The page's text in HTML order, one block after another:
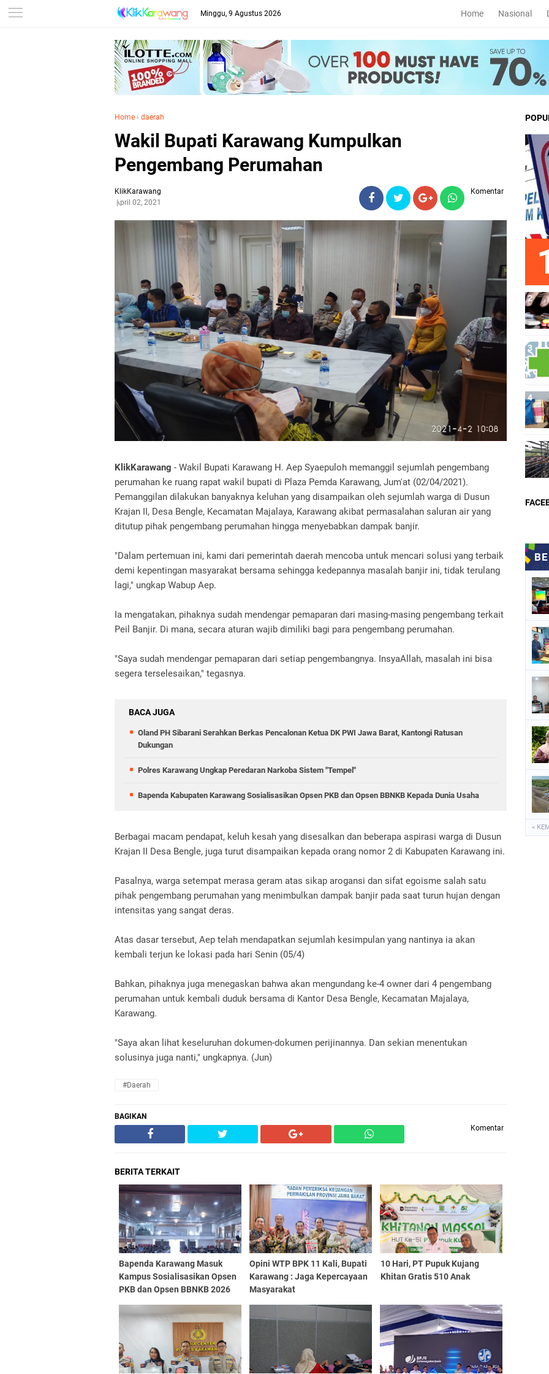
Minggu, 9 Agustus 2026 Home Nasional
Home › daerah
Wakil Bupati Karawang Kumpulkan
Pengembang Perumahan
KlikKarawang
April 02, 2021
Komentar
KlikKarawang - Wakil Bupati Karawang H. Aep Syaepuloh memanggil sejumlah pengembang
perumahan ke ruang rapat wakil bupati di Plaza Pemda Karawang, Jum'at (02/04/2021).
Pemanggilan dilakukan banyaknya keluhan yang disampaikan oleh sejumlah warga di Dusun
Krajan II, Desa Bengle, Kecamatan Majalaya, Karawang akibat permasalahan saluran air yang
ditutup pihak pengembang perumahan hingga menyebabkan dampak banjir.
"Dalam pertemuan ini, kami dari pemerintah daerah mencoba untuk mencari solusi yang terbaik
demi kepentingan masyarakat bersama sehingga kedepannya masalah banjir ini, tidak terulang
lagi," ungkap Wabup Aep.
Ia mengatakan, pihaknya sudah mendengar pemaparan dari masing-masing pengembang terkait
Peil Banjir. Di mana, secara aturan wajib dimiliki bagi para pengembang perumahan.
"Saya sudah mendengar pemaparan dari setiap pengembangnya. InsyaAllah, masalah ini bisa
segera terselesaikan," tegasnya.
BACA JUGA
Oland PH Sibarani Serahkan Berkas Pencalonan Ketua DK PWI Jawa Barat, Kantongi Ratusan
Dukungan
Polres Karawang Ungkap Peredaran Narkoba Sistem "Tempel"
Bapenda Kabupaten Karawang Sosialisasikan Opsen PKB dan Opsen BBNKB Kepada Dunia Usaha
Berbagai macam pendapat, keluh kesah yang disesalkan dan beberapa aspirasi warga di Dusun
Krajan II Desa Bengle, juga turut disampaikan kepada orang nomor 2 di Kabupaten Karawang ini.
Pasalnya, warga setempat merasa geram atas sikap arogansi dan sifat egoisme salah satu
pihak pengembang perumahan yang menimbulkan dampak banjir pada saat turun hujan dengan
intensitas yang sangat deras.
Atas dasar tersebut, Aep telah mendapatkan sejumlah kesimpulan yang nantinya ia akan
kembali terjun ke lokasi pada hari Senin (05/4)
Bahkan, pihaknya juga menegaskan bahwa akan mengundang ke-4 owner dari 4 pengembang
perumahan untuk kembali duduk bersama di Kantor Desa Bengle, Kecamatan Majalaya,
Karawang.
"Saya akan lihat keseluruhan dokumen-dokumen perijinannya. Dan sekian menentukan
solusinya juga nanti," ungkapnya. (Jun)
#daerah
BAGIKAN
Komentar
BERITA TERKAIT
Bapenda Karawang Masuk
Kampus Sosialisasikan Opsen
PKB dan Opsen BBNKB 2026
Opini WTP BPK 11 Kali, Bupati
Karawang : Jaga Kepercayaan
Masyarakat
10 Hari, PT Pupuk Kujang
Khitan Gratis 510 Anak
«